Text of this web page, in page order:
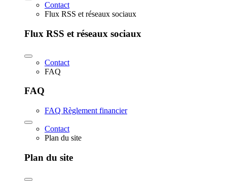
Contact
Flux RSS et réseaux sociaux
Flux RSS et réseaux sociaux
Contact
FAQ
FAQ
FAQ Règlement financier
Contact
Plan du site
Plan du site